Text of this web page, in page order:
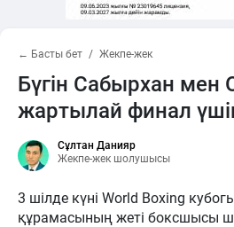
← Басты бет Жекпе-жек
Бүгін Сабырхан мен
жартылай финал
Сұлтан Данияр
Жекпе-жек шолушысы
3 шілде күні World Boxing
құрамасының жеті боксшысы